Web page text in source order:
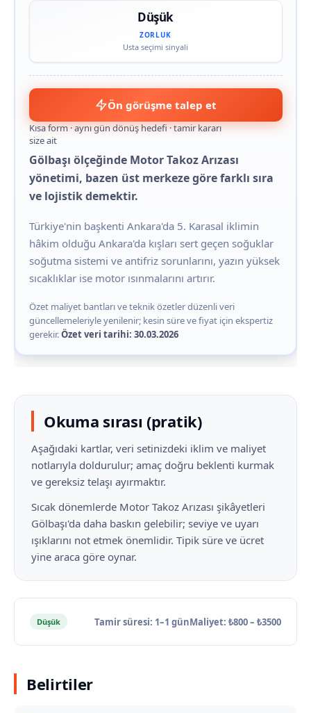
Düşük
ZORLUK
Usta seçimi sinyali
Ön görüşme talep et
Kısa form · aynı gün dönüş hedefi · tamir kararı
size ait
Gölbaşı ölçeğinde Motor Takoz Arızası
yönetimi, bazen üst merkeze göre farklı sıra
ve lojistik demektir.
Türkiye'nin başkenti Ankara'da 5. Karasal iklimin
hâkim olduğu Ankara'da kışları sert geçen soğuklar
soğutma sistemi ve antifriz sorunlarını, yazın yüksek
sıcaklıklar ise motor ısınmalarını artırır.
Özet maliyet bantları ve teknik özetler düzenli veri
güncellemeleriyle yenilenir; kesin süre ve fiyat için ekspertiz
gerekir.Özet veri tarihi: 30.03.2026
Okuma sırası (pratik)
Aşağıdaki kartlar, veri setinizdeki iklim ve maliyet
notlarıyla doldurulur; amaç doğru beklenti kurmak
ve gereksiz telaşı ayırmaktır.
Sıcak dönemlerde Motor Takoz Arızası şikâyetleri
Gölbaşı'da daha baskın gelebilir; seviye ve uyarı
ışıklarını not etmek önemlidir. Tipik süre ve ücret
yine araca göre oynar.
Düşük Tamir süresi: 1–1 günMaliyet: ₺800 – ₺3500
Belirtiler